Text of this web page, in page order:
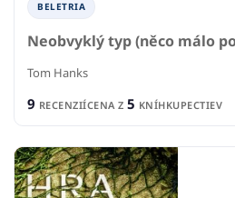
BELETRIA
Neobvyklý typ (něco málo
Tom Hanks
9 RECENZIÍCENA Z 5 KNÍHKUPECTIEV